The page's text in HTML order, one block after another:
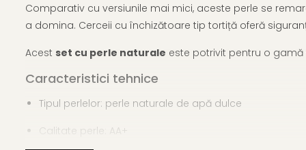
Comparativ cu versiunile mai mici, aceste perle se
a domina. Cerceii cu închizătoare tip tortiță oferă
Acest set cu perle naturale este potrivit pentru o gamă
Caracteristici tehnice
Tipul perlelor: perle naturale de apă dulce
Calitate perle: AA+